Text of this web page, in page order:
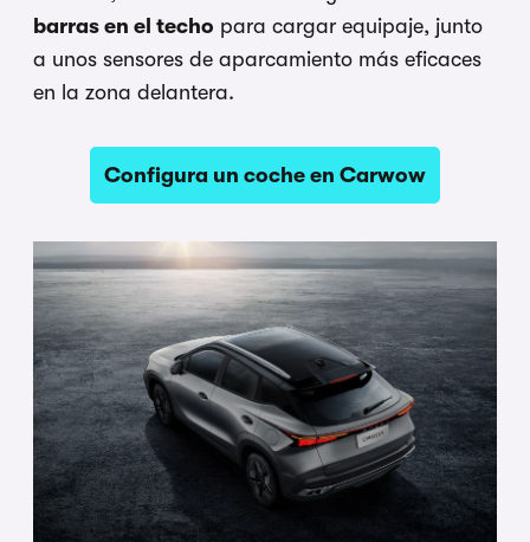
barras en el techo para cargar equipaje, junto
a unos sensores de aparcamiento más eficaces
en la zona delantera.
Configura un coche en Carwow